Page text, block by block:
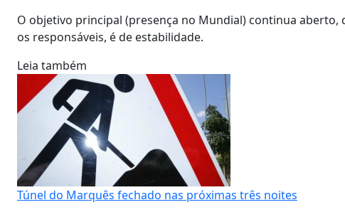
O objetivo principal (presença no Mundial) continua
os responsáveis, é de estabilidade.
Leia também
Túnel do Marquês fechado nas próximas três noites